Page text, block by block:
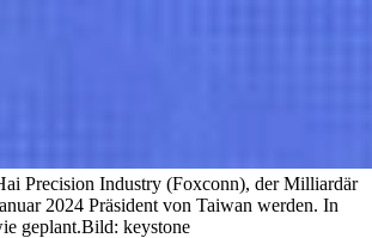
Precision Industry (Foxconn), der Milliardär
2024 Präsident von Taiwan werden. In
geplant.Bild: keystone